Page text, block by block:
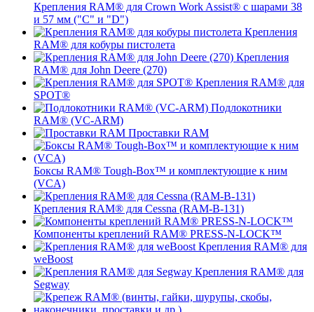
Крепления RAM® для Crown Work Assist® с шарами 38
и 57 мм ("C" и "D")
Крепления
RAM® для кобуры пистолета
Крепления
RAM® для John Deere (270)
Крепления RAM® для
SPOT®
Подлокотники
RAM® (VC-ARM)
Проставки RAM
Боксы RAM® Tough-Box™ и комплектующие к ним
(VCA)
Крепления RAM® для Cessna (RAM-B-131)
Компоненты креплений RAM® PRESS-N-LOCK™
Крепления RAM® для
weBoost
Крепления RAM® для
Segway